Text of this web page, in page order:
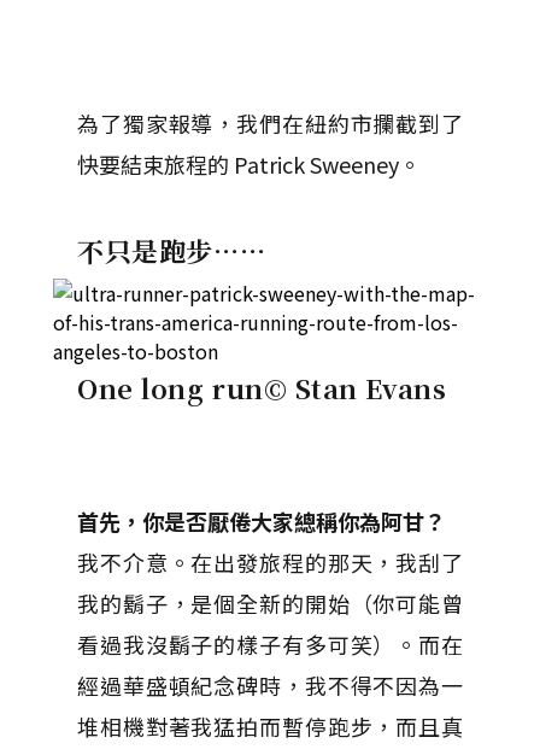
為了獨家報導，我們在紐約市攔截到了
快要結束旅程的 Patrick Sweeney。
不只是跑步……
One long run© Stan Evans
首先，你是否厭倦大家總稱你為阿甘？
我不介意。在出發旅程的那天，我刮了
我的鬍子，是個全新的開始（你可能曾
看過我沒鬍子的樣子有多可笑）。而在
經過華盛頓紀念碑時，我不得不因為一
堆相機對著我猛拍而暫停跑步，而且真